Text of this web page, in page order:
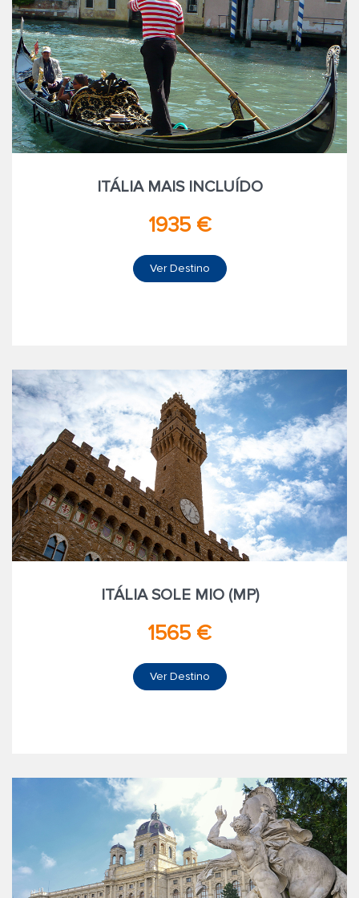
ITÁLIA MAIS INCLUÍDO
1935 €
Ver Destino
ITÁLIA SOLE MIO (MP)
1565 €
Ver Destino